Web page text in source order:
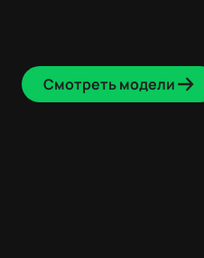
Смотреть модели